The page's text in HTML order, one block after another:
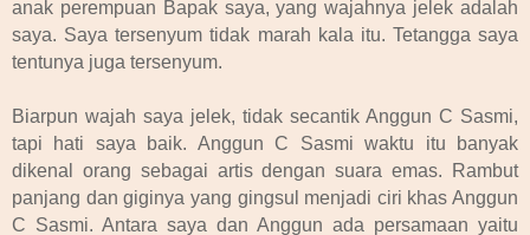
anak perempuan Bapak saya, yang wajahnya jelek adalah
saya. Saya tersenyum tidak marah kala itu. Tetangga saya
tentunya juga tersenyum.
Biarpun wajah saya jelek, tidak secantik Anggun C Sasmi,
tapi hati saya baik. Anggun C Sasmi waktu itu banyak
dikenal orang sebagai artis dengan suara emas. Rambut
panjang dan giginya yang gingsul menjadi ciri khas Anggun
C Sasmi. Antara saya dan Anggun ada persamaan yaitu